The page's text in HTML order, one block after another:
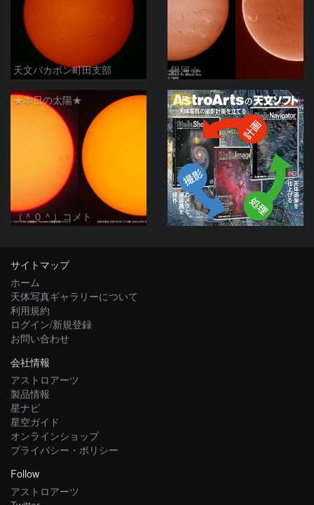
天文バカボン町田支部 銀河☆
★本日の太陽★
（＾０＾）コメト
PR
サイトマップ
ホーム
天体写真ギャラリーについて
利用規約
ログイン/新規登録
お問い合わせ
会社情報
アストロアーツ
製品情報
星ナビ
星空ガイド
オンラインショップ
プライバシー・ポリシー
Follow
アストロアーツ